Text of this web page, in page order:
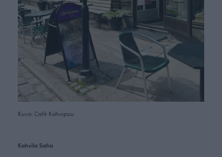
Kuva: Café Kahvipuu
Kahvila Saha